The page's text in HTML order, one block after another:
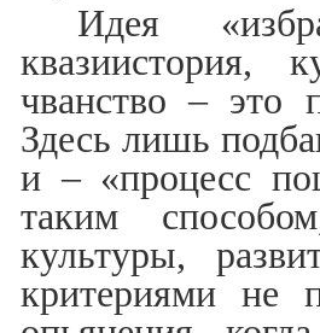
Идея
квазиистория,
чванство – это
Здесь лишь
и – «процесс
таким
культуры,
критериями не